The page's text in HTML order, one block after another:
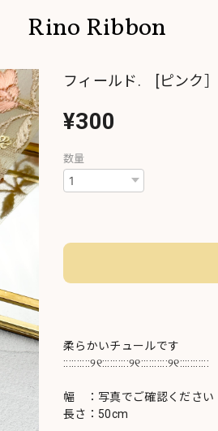
Rino Ribbon
フィールド. [ピンク
¥300
数量
柔らかいチュールです
::::::::::୨୧::::::::::୨୧::::::::::୨୧:::::::::::
幅 ：写真でご確認ください
長さ：50cm